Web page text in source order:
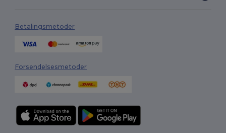
Betalingsmetoder
Forsendelsesmetoder